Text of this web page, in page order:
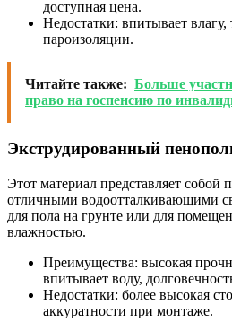
доступная цена.
Недостатки: впитывает влагу,
пароизоляции.
Читайте также: Больше
право на госпенсию по
Экструдированный
Этот материал представляет собой
отличными водоотталкивающими
для пола на грунте или для
влажностью.
Преимущества: высокая
впитывает воду,
Недостатки: более высокая
аккуратности при монтаже.